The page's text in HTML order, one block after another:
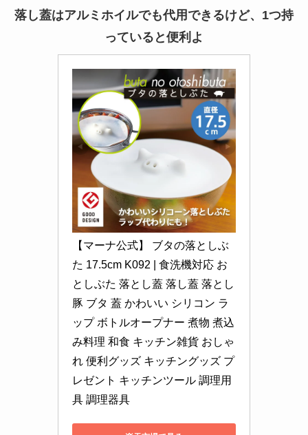
落し蓋はアルミホイルでも代用できるけど、1つ持
っていると便利よ
【マーナ公式】 ブタの落としぶ
た 17.5cm K092 | 食洗機対応 お
としぶた 落とし蓋 落し蓋 落とし
豚 ブタ 蓋 かわいい シリコン ラ
ップ ボトルオープナー 煮物 煮込
み料理 和食 キッチン雑貨 おしゃ
れ 便利グッズ キッチングッズ プ
レゼント キッチンツール 調理用
具 調理器具